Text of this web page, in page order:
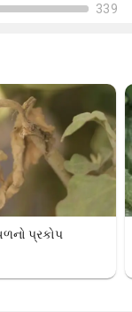
339
પ્રકોપ